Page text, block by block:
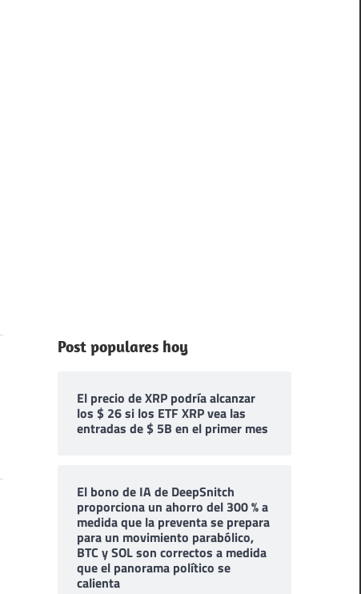
Post populares hoy
El precio de XRP podría alcanzar
los $ 26 si los ETF XRP vea las
entradas de $ 5B en el primer mes
El bono de IA de DeepSnitch
proporciona un ahorro del 300 % a
medida que la preventa se prepara
para un movimiento parabólico,
BTC y SOL son correctos a medida
que el panorama político se
calienta